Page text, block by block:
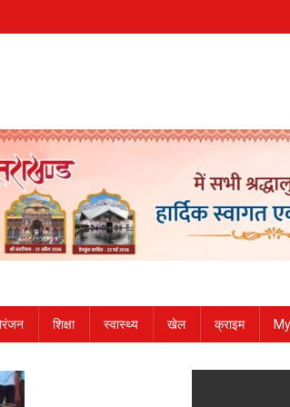
शिक्षा स्वास्थ्य खेल क्राइम